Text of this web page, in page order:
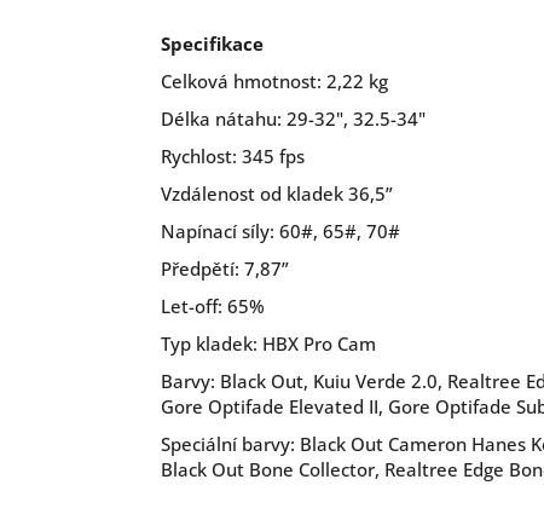
Specifikace
Celková hmotnost: 2,22 kg
Délka nátahu: 29-32", 32.5-34"
Rychlost: 345 fps
Vzdálenost od kladek 36,5”
Napínací síly: 60#, 65#, 70#
Předpětí: 7,87”
Let-off: 65%
Typ kladek: HBX Pro Cam
Barvy: Black Out, Kuiu Verde 2.0, Realtree
Gore Optifade Elevated II, Gore Optifade
Speciální barvy: Black Out Cameron Hanes
Black Out Bone Collector, Realtree Edge